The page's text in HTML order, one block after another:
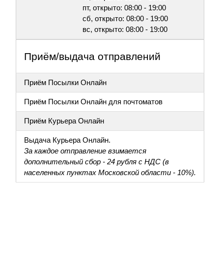
пт, открыто: 08:00 - 19:00
сб, открыто: 08:00 - 19:00
вс, открыто: 08:00 - 19:00
Приём/выдача отправлений
Приём Посылки Онлайн
Приём Посылки Онлайн для почтоматов
Приём Курьера Онлайн
Выдача Курьера Онлайн.
За каждое отправление взимается
дополнительный сбор - 24 рубля с НДС (в
населенных пунктах Московской области - 10%).